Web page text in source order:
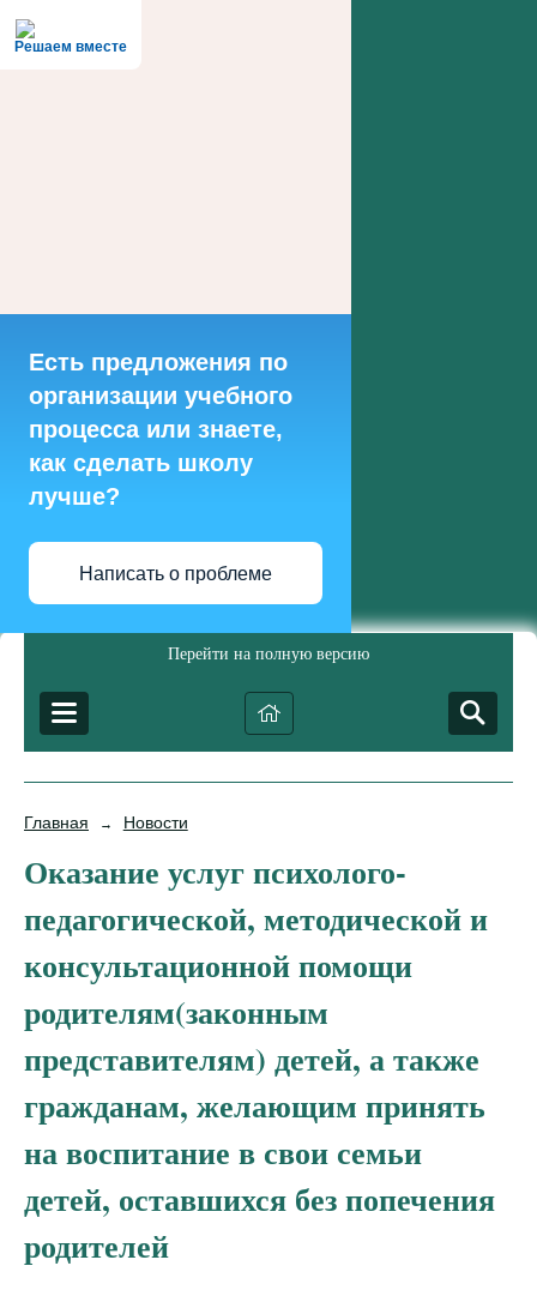
Решаем вместе
Есть предложения по
организации учебного
процесса или знаете,
как сделать школу
лучше?
Написать о проблеме
Перейти на полную версию
Главная → Новости
Оказание услуг психолого-
педагогической, методической и
консультационной помощи
родителям(законным
представителям) детей, а также
гражданам, желающим принять
на воспитание в свои семьи
детей, оставшихся без попечения
родителей